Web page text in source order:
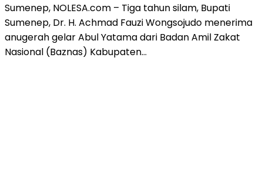
Sumenep, NOLESA.com – Tiga tahun silam, Bupati
Sumenep, Dr. H. Achmad Fauzi Wongsojudo menerima
anugerah gelar Abul Yatama dari Badan Amil Zakat
Nasional (Baznas) Kabupaten…